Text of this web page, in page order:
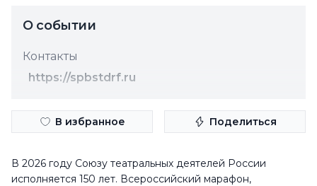
О событии
Контакты
https://spbstdrf.ru
В избранное Поделиться
В 2026 году Союзу театральных деятелей России
исполняется 150 лет. Всероссийский марафон,